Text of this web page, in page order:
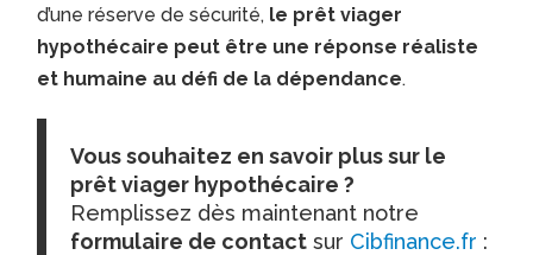
d’une réserve de sécurité, le prêt viager
hypothécaire peut être une réponse réaliste
et humaine au défi de la dépendance.
Vous souhaitez en savoir plus sur le
prêt viager hypothécaire ?
Remplissez dès maintenant notre
formulaire de contact sur Cibfinance.fr :